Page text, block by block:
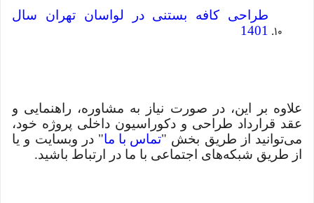
طراحی کافه بستنی در لواسان تهران سال
1401
علاوه بر این، در صورت نیاز به مشاوره، راهنمایی و
عقد قرارداد طراحی و دکوراسیون داخلی پروژه خود،
می‌توانید از طریق بخش "تماس با ما" در وبسایت و یا
از طریق شبکه‌های اجتماعی با ما در ارتباط باشید.